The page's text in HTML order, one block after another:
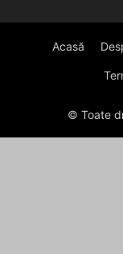
Acasă
© Toate